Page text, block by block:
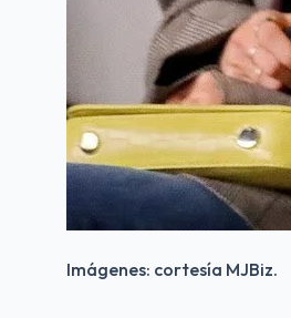
Imágenes: cortesía MJBiz.